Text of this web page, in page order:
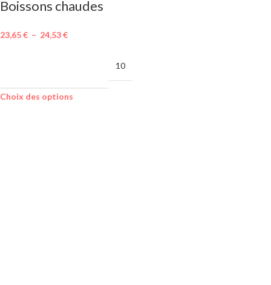
Boissons chaudes
23,65€ – 24,53€
10
Choix des options